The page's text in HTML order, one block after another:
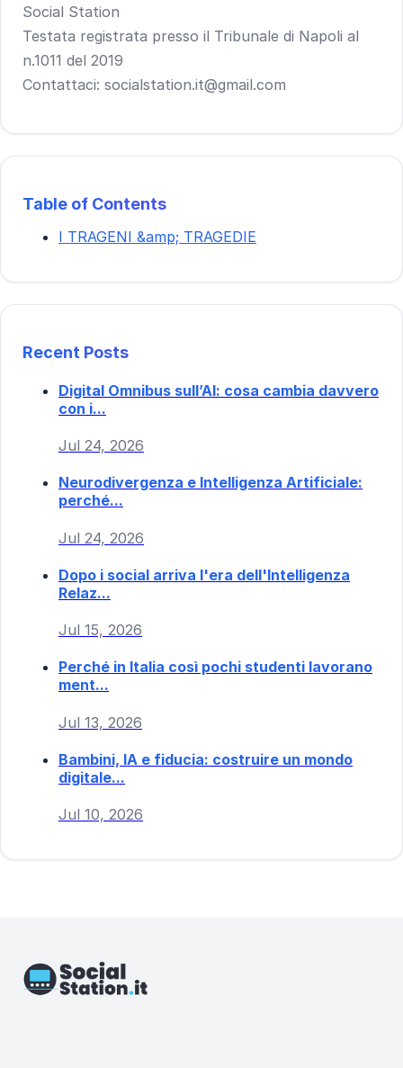
Social Station
Testata registrata presso il Tribunale di Napoli al
n.1011 del 2019
Contattaci: socialstation.it@gmail.com
Table of Contents
I TRAGENI &amp; TRAGEDIE
Recent Posts
Digital Omnibus sull’AI: cosa cambia davvero
con i...
Jul 24, 2026
Neurodivergenza e Intelligenza Artificiale:
perché...
Jul 24, 2026
Dopo i social arriva l'era dell'Intelligenza
Relaz...
Jul 15, 2026
Perché in Italia così pochi studenti lavorano
ment...
Jul 13, 2026
Bambini, IA e fiducia: costruire un mondo
digitale...
Jul 10, 2026